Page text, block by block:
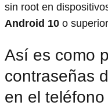
sin root en
Android 10 o
Así es como
contraseñas
en el teléfono